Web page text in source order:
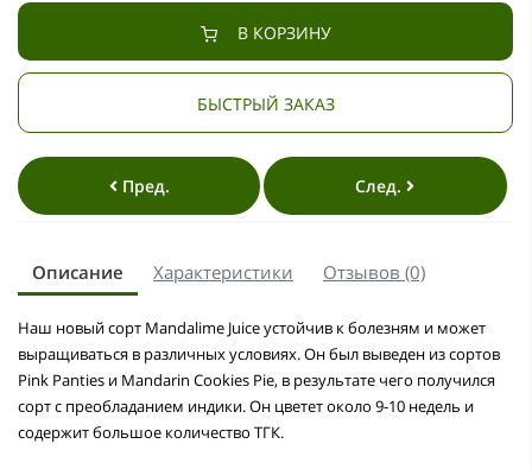
В КОРЗИНУ
БЫСТРЫЙ ЗАКАЗ
Пред. След.
Описание Характеристики Отзывов (0)
Наш новый сорт Mandalime Juice устойчив к болезням и может
выращиваться в различных условиях. Он был выведен из сортов
Pink Panties и Mandarin Cookies Pie, в результате чего получился
сорт с преобладанием индики. Он цветет около 9-10 недель и
содержит большое количество ТГК.